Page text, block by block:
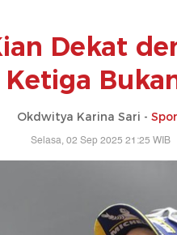
Dekat
Okdwitya Karina Sari -
Selasa, 02 Sep 2025 21:25 WIB